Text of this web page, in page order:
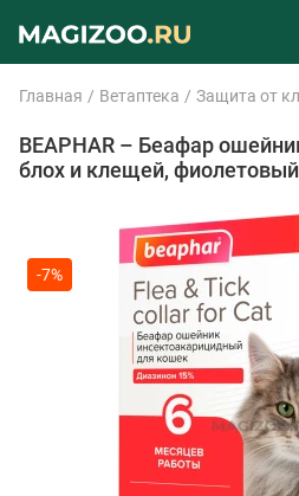
Главная Ветаптека Защита от
BEAPHAR – Беафар
блох и клещей,
-7%